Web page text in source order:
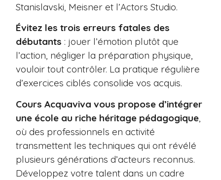
Stanislavski, Meisner et l’Actors Studio.
Évitez les trois erreurs fatales des
débutants : jouer l’émotion plutôt que
l’action, négliger la préparation physique,
vouloir tout contrôler. La pratique régulière
d’exercices ciblés consolide vos acquis.
Cours Acquaviva vous propose d’intégrer
une école au riche héritage pédagogique
où des professionnels en activité
transmettent les techniques qui ont révélé
plusieurs générations d’acteurs reconnus.
Développez votre talent dans un cadre